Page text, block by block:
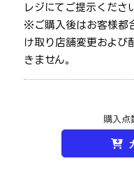
レジにてご提示くださ
※ご購入後はお客様都
け取り店舗変更および
きません。
購入点